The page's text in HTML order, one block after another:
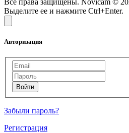
Все права защищены. Novicam ©
Выделите ее и нажмите Ctrl+Enter.
Авторизация
Забыли пароль?
Регистрация